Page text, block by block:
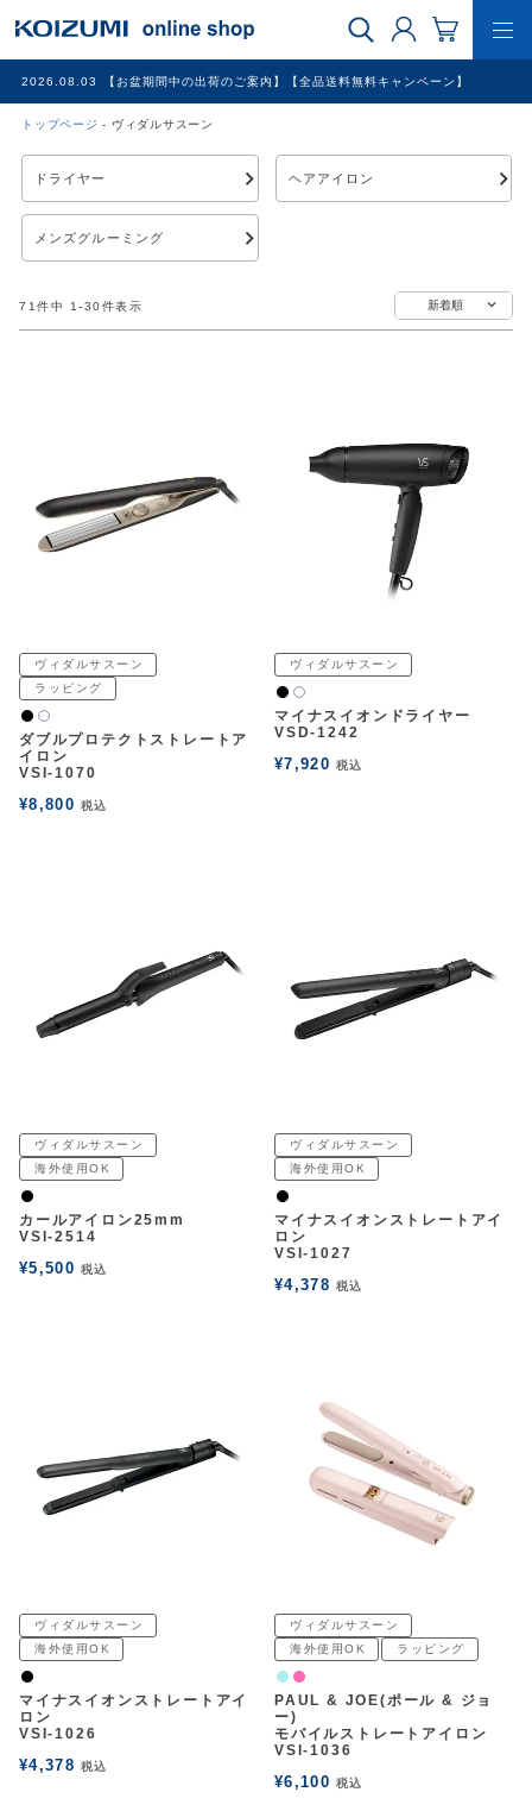
2026.08.03 【お盆期間中の出荷のご案内】【全品送料無料キャンペーン】
トップページ ヴィダルサスーン
理美容家電
その他
ご利用ガイド
ログイン
ドライヤー ヘアアイロン
メンズグルーミング
新着順
71 件中 1 -30件表示
ヴィダルサスーン
ラッピング
黒 白2
ダブルプロテクトストレートア
イロン
VSI-1070
¥8,800 税込
ヴィダルサスーン
黒 白2
マイナスイオンドライヤー
VSD-1242
¥7,920 税込
ヴィダルサスーン
海外使用OK
黒
カールアイロン25mm
VSI-2514
¥5,500 税込
ヴィダルサスーン
海外使用OK
黒
マイナスイオンストレートアイ
ロン
VSI-1027
¥4,378 税込
ヴィダルサスーン
海外使用OK
黒
マイナスイオンストレートアイ
ロン
VSI-1026
¥4,378 税込
ヴィダルサスーン
海外使用OK
ラッピング
ライトブルー
ピンク
PAUL & JOE(ポール & ジョ
ー)
モバイルストレートアイロン
VSI-1036
¥6,100 税込